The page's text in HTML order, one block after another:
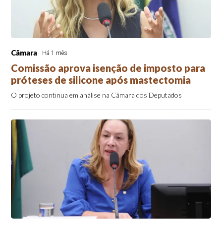
Câmara Há 1 mês
Comissão aprova isenção de imposto para
próteses de silicone após mastectomia
O projeto continua em análise na Câmara dos Deputados